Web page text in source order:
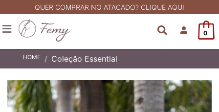
QUER COMPRAR NO ATACADO? CLIQUE AQUI
0
HOME Coleção Essential